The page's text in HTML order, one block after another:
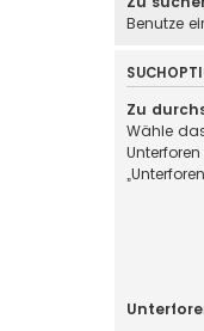
Benutze
Zu
Wähle